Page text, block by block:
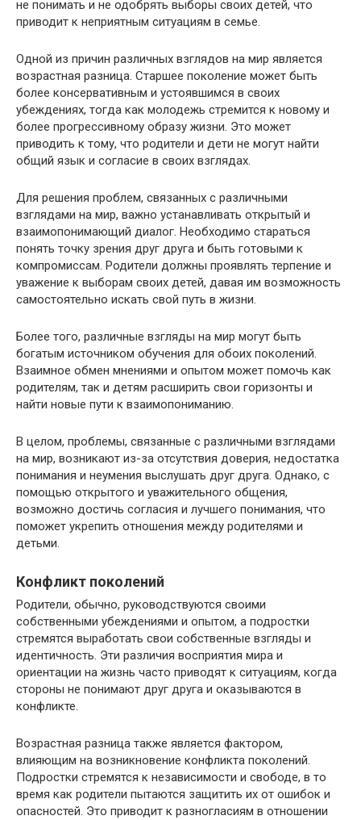
не понимать и не одобрять выборы своих детей, что
приводит к неприятным ситуациям в семье.
Одной из причин различных взглядов на мир является
возрастная разница. Старшее поколение может быть
более консервативным и устоявшимся в своих
убеждениях, тогда как молодежь стремится к новому и
более прогрессивному образу жизни. Это может
приводить к тому, что родители и дети не могут найти
общий язык и согласие в своих взглядах.
Для решения проблем, связанных с различными
взглядами на мир, важно устанавливать открытый и
взаимопонимающий диалог. Необходимо стараться
понять точку зрения друг друга и быть готовыми к
компромиссам. Родители должны проявлять терпение и
уважение к выборам своих детей, давая им возможность
самостоятельно искать свой путь в жизни.
Более того, различные взгляды на мир могут быть
богатым источником обучения для обоих поколений.
Взаимное обмен мнениями и опытом может помочь как
родителям, так и детям расширить свои горизонты и
найти новые пути к взаимопониманию.
В целом, проблемы, связанные с различными взглядами
на мир, возникают из-за отсутствия доверия, недостатка
понимания и неумения выслушать друг друга. Однако, с
помощью открытого и уважительного общения,
возможно достичь согласия и лучшего понимания, что
поможет укрепить отношения между родителями и
детьми.
Конфликт поколений
Родители, обычно, руководствуются своими
собственными убеждениями и опытом, а подростки
стремятся выработать свои собственные взгляды и
идентичность. Эти различия восприятия мира и
ориентации на жизнь часто приводят к ситуациям, когда
стороны не понимают друг друга и оказываются в
конфликте.
Возрастная разница также является фактором,
влияющим на возникновение конфликта поколений.
Подростки стремятся к независимости и свободе, в то
время как родители пытаются защитить их от ошибок и
опасностей. Это приводит к разногласиям в отношении